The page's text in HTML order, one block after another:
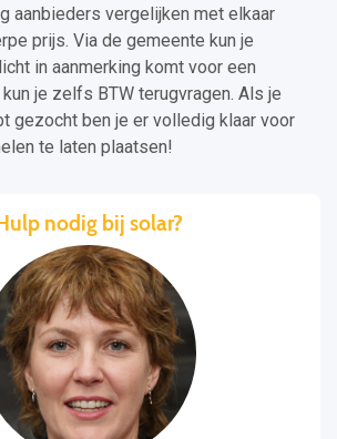
aanbieders vergelijken met elkaar
prijs. Via de gemeente kun je
in aanmerking komt voor een
je zelfs BTW terugvragen. Als je
gezocht ben je er volledig klaar voor
te laten plaatsen!
nodig bij solar?